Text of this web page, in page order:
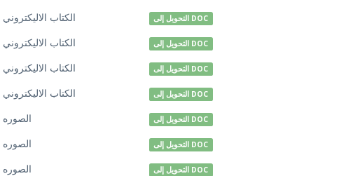
الكتاب الاليكتروني التحويل إلى DOC
الكتاب الاليكتروني التحويل إلى DOC
الكتاب الاليكتروني التحويل إلى DOC
الكتاب الاليكتروني التحويل إلى DOC
الصوره التحويل إلى DOC
الصوره التحويل إلى DOC
الصوره التحويل إلى DOC